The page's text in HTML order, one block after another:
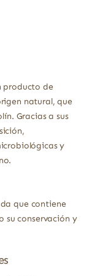
producto de
natural, que
Gracias a sus
y
que contiene
su conservación y